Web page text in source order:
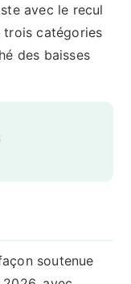
avec le recul
trois catégories
des baisses
soutenue